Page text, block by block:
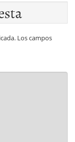
Los campos